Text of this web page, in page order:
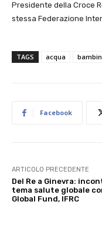
Presidente della Croce
stessa Federazione
TAGS acqua
Facebook
ARTICOLO PRECEDENTE
Del Re a Ginevra:
tema salute globale
Global Fund, IFRC